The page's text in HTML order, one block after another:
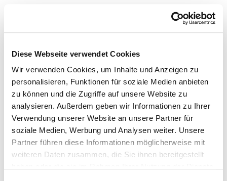
Diese Webseite verwendet Cookies
Wir verwenden Cookies, um Inhalte und Anzeigen zu
personalisieren, Funktionen für soziale Medien anbieten
zu können und die Zugriffe auf unsere Website zu
analysieren. Außerdem geben wir Informationen zu Ihrer
Verwendung unserer Website an unsere Partner für
soziale Medien, Werbung und Analysen weiter. Unsere
Partner führen diese Informationen möglicherweise mit
weiteren Daten zusammen, die Sie ihnen bereitgestellt